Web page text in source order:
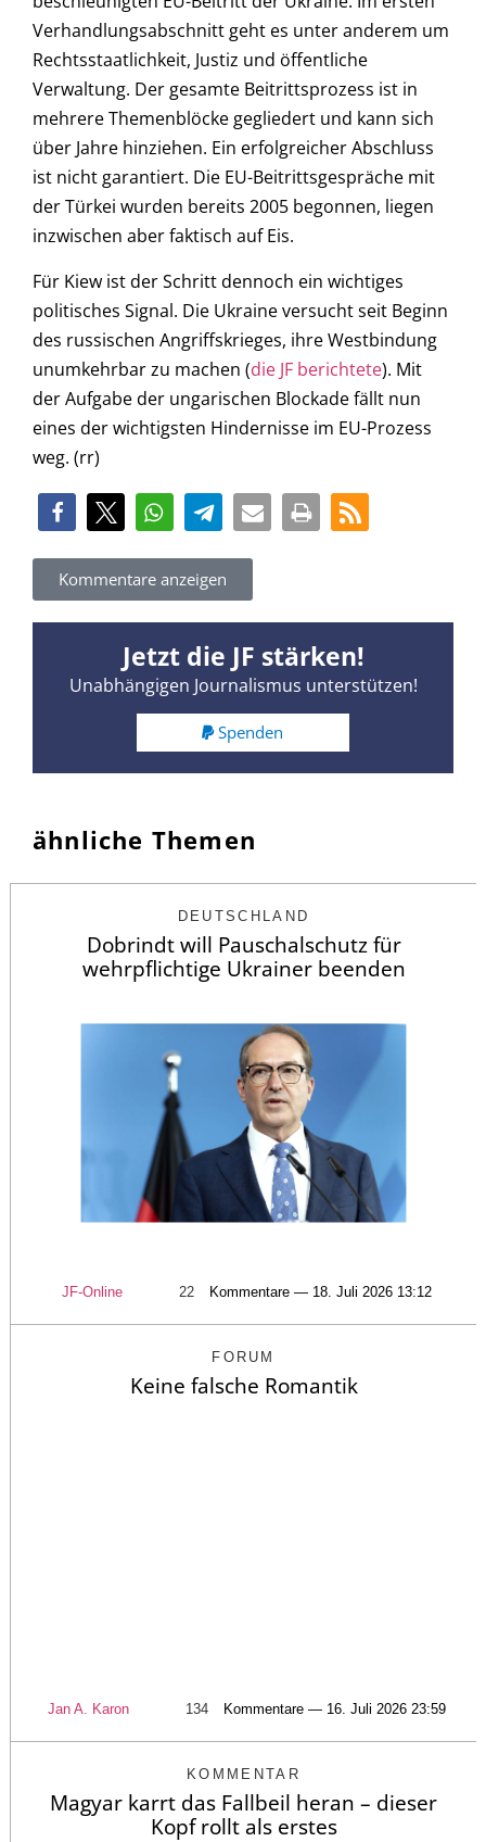
Verhandlungsabschnitt geht es unter anderem um
Rechtsstaatlichkeit, Justiz und öffentliche
Verwaltung. Der gesamte Beitrittsprozess ist in
mehrere Themenblöcke gegliedert und kann sich
über Jahre hinziehen. Ein erfolgreicher Abschluss
ist nicht garantiert. Die EU-Beitrittsgespräche mit
der Türkei wurden bereits 2005 begonnen, liegen
inzwischen aber faktisch auf Eis.
Für Kiew ist der Schritt dennoch ein wichtiges
politisches Signal. Die Ukraine versucht seit Beginn
des russischen Angriffskrieges, ihre Westbindung
unumkehrbar zu machen (die JF berichtete). Mit
der Aufgabe der ungarischen Blockade fällt nun
eines der wichtigsten Hindernisse im EU-Prozess
weg. (rr)
Kommentare anzeigen
Jetzt die JF stärken!
Unabhängigen Journalismus unterstützen!
Spenden
ähnliche Themen
DEUTSCHLAND
Dobrindt will Pauschalschutz für
wehrpflichtige Ukrainer beenden
JF-Online 22 Kommentare — 18. Juli 2026 13:12
FORUM
Keine falsche Romantik
Jan A. Karon 134 Kommentare — 16. Juli 2026 23:59
KOMMENTAR
Magyar karrt das Fallbeil heran – dieser
Kopf rollt als erstes